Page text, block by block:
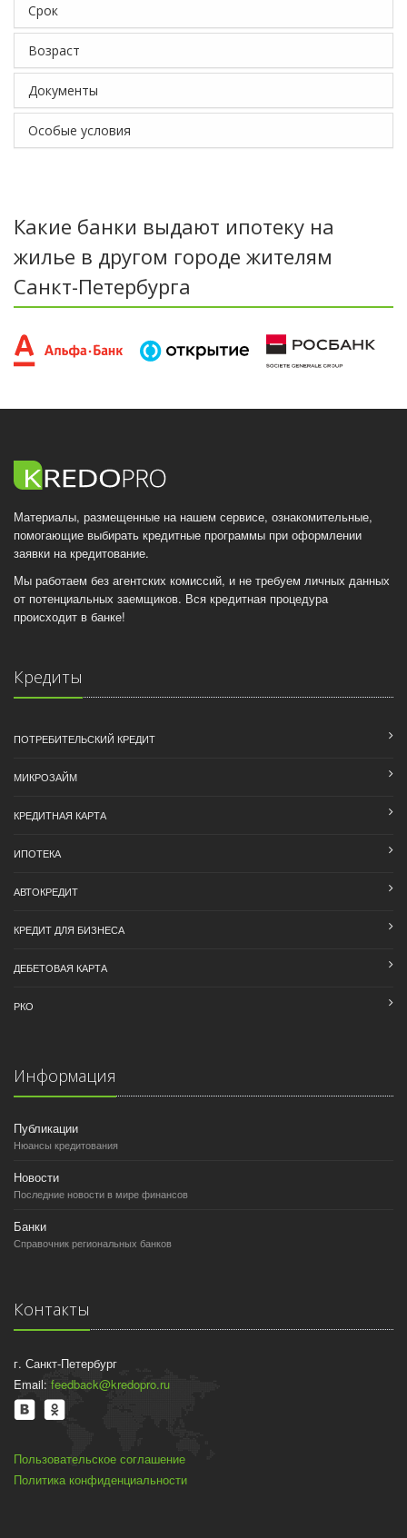
Срок
Возраст
Документы
Особые условия
Какие банки выдают ипотеку на
жилье в другом городе жителям
Санкт-Петербурга
Материалы, размещенные на нашем сервисе, ознакомительные,
помогающие выбирать кредитные программы при оформлении
заявки на кредитование.
Мы работаем без агентских комиссий, и не требуем личных данных
от потенциальных заемщиков. Вся кредитная процедура
происходит в банке!
Кредиты
ПОТРЕБИТЕЛЬСКИЙ КРЕДИТ
МИКРОЗАЙМ
КРЕДИТНАЯ КАРТА
ИПОТЕКА
АВТОКРЕДИТ
КРЕДИТ ДЛЯ БИЗНЕСА
ДЕБЕТОВАЯ КАРТА
РКО
Информация
Публикации
Нюансы кредитования
Новости
Последние новости в мире финансов
Банки
Справочник региональных банков
Контакты
г. Санкт-Петербург
Email: feedback@kredopro.ru
Пользовательское соглашение
Политика конфиденциальности